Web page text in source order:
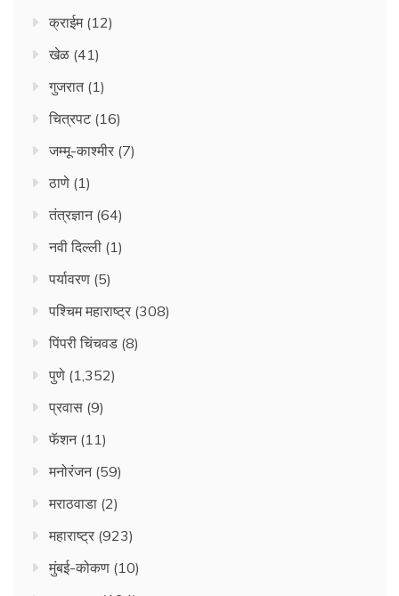
क्राईम(12)
खेळ (41)
गुजरात(1)
चित्रपट(16)
जम्मू-काश्मीर (7)
ठाणे (1)
तंत्रज्ञान(64)
नवी दिल्ली (1)
पर्यावरण (5)
पश्चिम महाराष्ट्र (308)
पिंपरी चिंचवड (8)
पुणे (1,352)
प्रवास (9)
फॅशन(11)
मनोरंजन(59)
मराठवाडा (2)
महाराष्ट्र (923)
मुंबई-कोकण (10)